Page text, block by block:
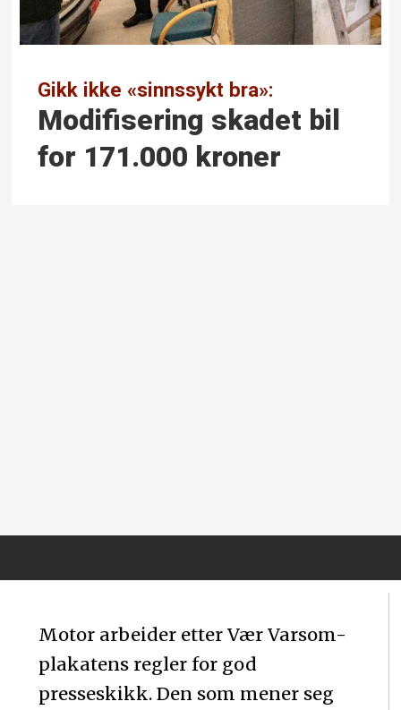
Gikk ikke «sinnssykt bra»:
Modifisering skadet bil
for 171.000 kroner
Motor arbeider etter Vær Varsom-
plakatens regler for god
presseskikk. Den som mener seg